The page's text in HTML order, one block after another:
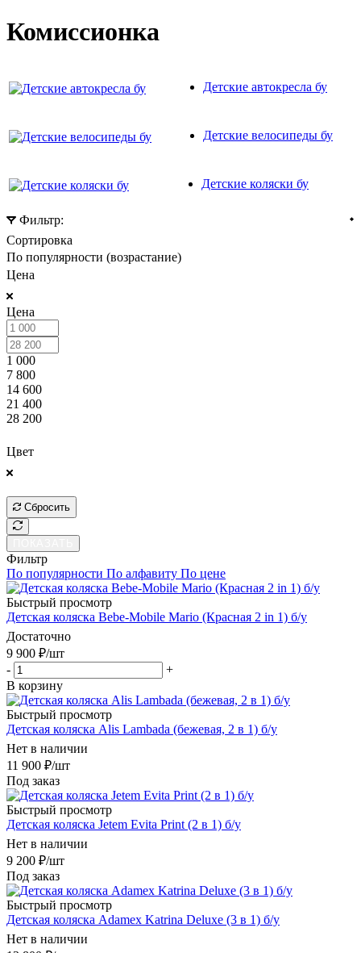
Комиссионка
Детские автокресла бу
Детские велосипеды бу
Детские коляски бу
Фильтр:
Сортировка
По популярности (возрастание)
Цена
Цена
1 000
7 800
14 600
21 400
28 200
Цвет
Сбросить
Фильтр
По популярности По алфавиту По цене
Быстрый просмотр
Детская коляска Bebe-Mobile Mario (Красная 2 in 1) б/у
Достаточно
9 900 ₽/шт
-
+
В корзину
Быстрый просмотр
Детская коляска Alis Lambada (бежевая, 2 в 1) б/у
Нет в наличии
11 900 ₽/шт
Под заказ
Быстрый просмотр
Детская коляска Jetem Evita Print (2 в 1) б/у
Нет в наличии
9 200 ₽/шт
Под заказ
Быстрый просмотр
Детская коляска Adamex Katrina Deluxe (3 в 1) б/у
Нет в наличии